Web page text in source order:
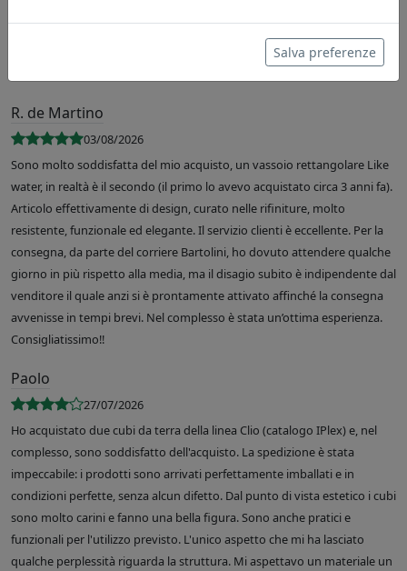
R. de Martino
03/08/2026
Sono molto soddisfatta del mio acquisto, un vassoio rettangolare Like
water, in realtà è il secondo (il primo lo avevo acquistato circa 3 anni fa).
Articolo effettivamente di design, curato nelle rifiniture, molto
resistente, funzionale ed elegante. Il servizio clienti è eccellente. Per la
consegna, da parte del corriere Bartolini, ho dovuto attendere qualche
giorno in più rispetto alla media, ma il disagio subito è indipendente dal
venditore il quale anzi si è prontamente attivato affinché la consegna
avvenisse in tempi brevi. Nel complesso è stata un’ottima esperienza.
Consigliatissimo!!
Paolo
27/07/2026
Ho acquistato due cubi da terra della linea Clio (catalogo IPlex) e, nel
complesso, sono soddisfatto dell'acquisto. La spedizione è stata
impeccabile: i prodotti sono arrivati perfettamente imballati e in
condizioni perfette, senza alcun difetto. Dal punto di vista estetico i cubi
sono molto carini e fanno una bella figura. Sono anche pratici e
funzionali per l'utilizzo previsto. L'unico aspetto che mi ha lasciato
qualche perplessità riguarda la struttura. Mi aspettavo un materiale un
Salva preferenze